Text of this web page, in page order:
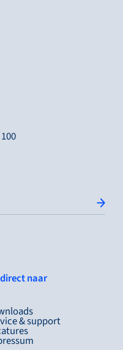
naar
& support